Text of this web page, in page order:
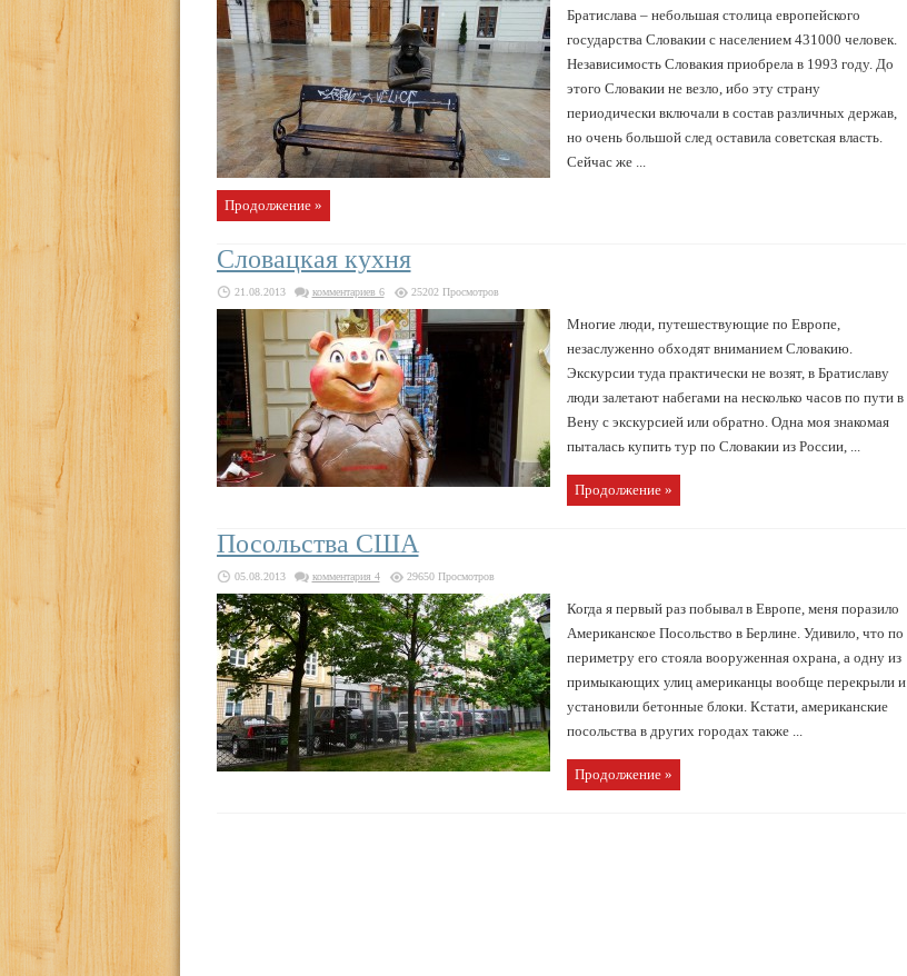
Братислава – небольшая столица европейского
государства Словакии с населением 431000 человек.
Независимость Словакия приобрела в 1993 году. До
этого Словакии не везло, ибо эту страну
периодически включали в состав различных держав,
но очень большой след оставила советская власть.
Сейчас же ...
Продолжение »
Словацкая кухня
21.08.2013 комментариев 6 25202 Просмотров
Многие люди, путешествующие по Европе,
незаслуженно обходят вниманием Словакию.
Экскурсии туда практически не возят, в Братиславу
люди залетают набегами на несколько часов по пути в
Вену с экскурсией или обратно. Одна моя знакомая
пыталась купить тур по Словакии из России, ...
Продолжение »
Посольства США
05.08.2013 комментария 4 29650 Просмотров
Когда я первый раз побывал в Европе, меня поразило
Американское Посольство в Берлине. Удивило, что по
периметру его стояла вооруженная охрана, а одну из
примыкающих улиц американцы вообще перекрыли и
установили бетонные блоки. Кстати, американские
посольства в других городах также ...
Продолжение »